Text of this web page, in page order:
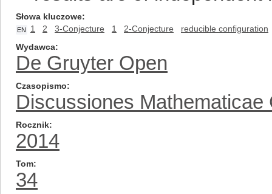
Słowa kluczowe
EN 1 2 3-Conjecture 1 2-Conjecture
reducible configuration
Wydawca
De Gruyter Open
Czasopismo
Discussiones Mathematicae
Rocznik
2014
Tom
34